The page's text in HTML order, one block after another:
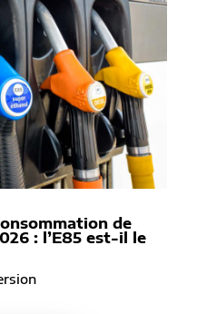
de
: l’E85 est-il le